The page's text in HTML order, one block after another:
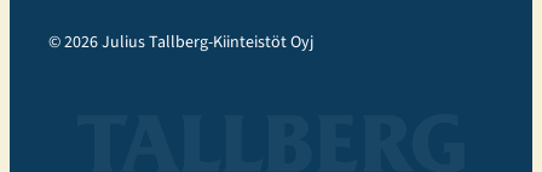
© 2026 Julius Tallberg-Kiinteistöt Oyj